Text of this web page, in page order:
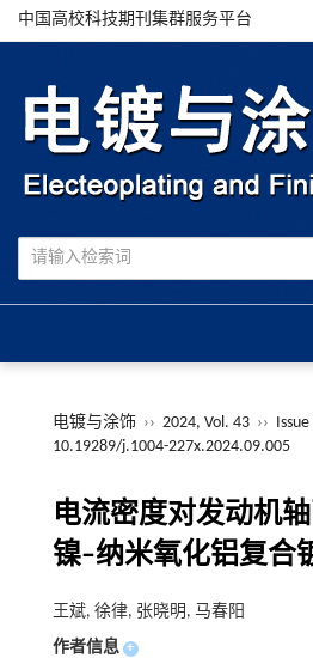
中国高校科技期刊集群服务平台
电镀与涂饰 ›› 2024, Vol. 43 ››
10.19289/j.1004-227x.2024.09.005
电流密度对发动机
镍–纳米氧化铝复合
王斌, 徐律, 张晓明, 马春阳
作者信息 +